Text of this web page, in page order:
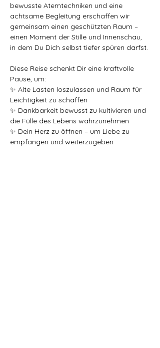
bewusste Atemtechniken und eine
achtsame Begleitung erschaffen wir
gemeinsam einen geschützten Raum –
einen Moment der Stille und Innenschau,
in dem Du Dich selbst tiefer spüren darfst.
Diese Reise schenkt Dir eine kraftvolle
Pause, um:
✨ Alte Lasten loszulassen und Raum für
Leichtigkeit zu schaffen
✨ Dankbarkeit bewusst zu kultivieren und
die Fülle des Lebens wahrzunehmen
✨ Dein Herz zu öffnen – um Liebe zu
empfangen und weiterzugeben